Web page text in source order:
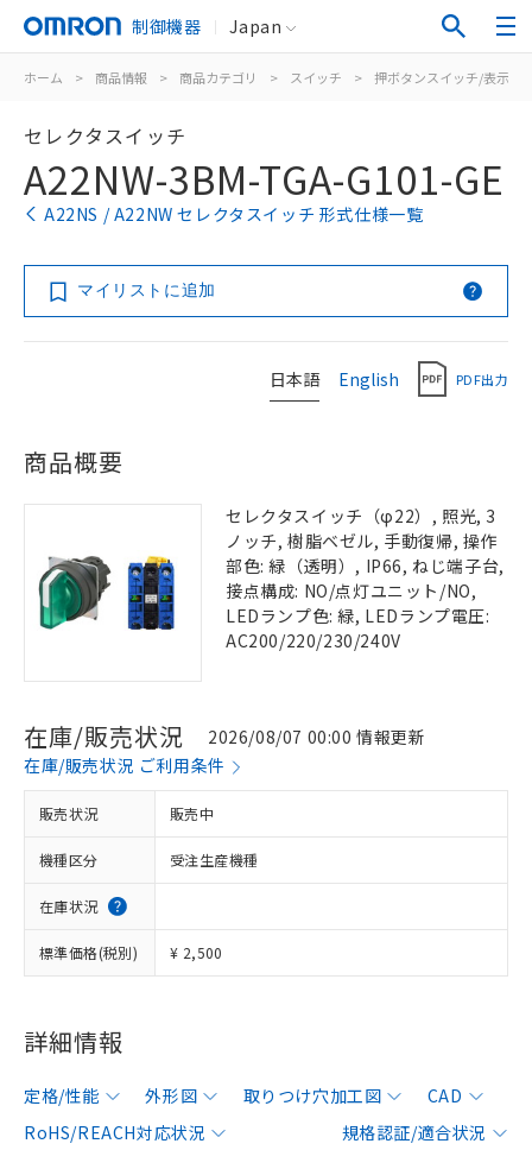
制御機器 Japan
ホーム > 商品情報 > 商品カテゴリ > スイッチ > 押ボタンスイッチ/表示灯
セレクタスイッチ
A22NW-3BM-TGA-G101-GE
A22NS / A22NW セレクタスイッチ 形式仕様一覧
マイリストに追加
日本語 English PDF出力
商品概要
セレクタスイッチ（φ22）, 照光, 3
ノッチ, 樹脂ベゼル, 手動復帰, 操作
部色: 緑（透明）, IP66, ねじ端子台,
接点構成: NO/点灯ユニット/NO,
LEDランプ色: 緑, LEDランプ電圧:
AC200/220/230/240V
在庫/販売状況
2026/08/07 00:00 情報更新
在庫/販売状況 ご利用条件
販売状況 販売中
機種区分 受注生産機種
在庫状況
標準価格(税別) ¥ 2,500
詳細情報
定格/性能 外形図 取りつけ穴加工図
CAD
RoHS/REACH対応状況
規格認証/適合状況